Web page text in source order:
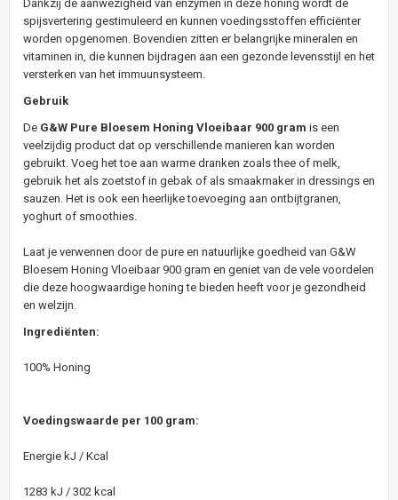
Dankzij de aanwezigheid van enzymen in deze honing wordt de
spijsvertering gestimuleerd en kunnen voedingsstoffen efficiënter
worden opgenomen. Bovendien zitten er belangrijke mineralen en
vitaminen in, die kunnen bijdragen aan een gezonde levensstijl en het
versterken van het immuunsysteem.
Gebruik
De G&W Pure Bloesem Honing Vloeibaar 900 gram is een
veelzijdig product dat op verschillende manieren kan worden
gebruikt. Voeg het toe aan warme dranken zoals thee of melk,
gebruik het als zoetstof in gebak of als smaakmaker in dressings en
sauzen. Het is ook een heerlijke toevoeging aan ontbijtgranen,
yoghurt of smoothies.
Laat je verwennen door de pure en natuurlijke goedheid van G&W
Bloesem Honing Vloeibaar 900 gram en geniet van de vele voordelen
die deze hoogwaardige honing te bieden heeft voor je gezondheid
en welzijn.
Ingrediënten:
100% Honing
Voedingswaarde per 100 gram:
Energie kJ / Kcal
1283 kJ / 302 kcal